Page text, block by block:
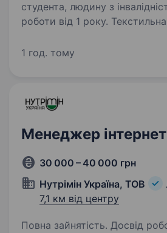
студента, людину з
роботи від 1 року. Текстильна компанія шукає
фотозйомки товарів на
1 год. тому
Менеджер
30 000 – 40 000 грн
Нутрімін Україна, ТОВ
7,1 км від центру
Повна зайнятість. Досвід